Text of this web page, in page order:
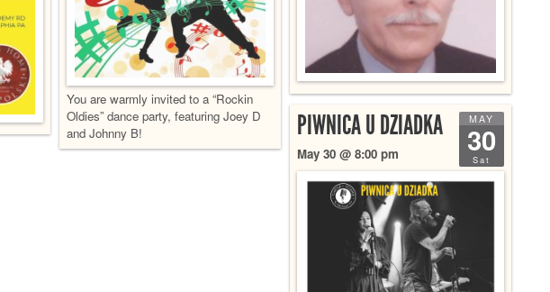
You are warmly invited to a “Rockin
Oldies” dance party, featuring Joey D
and Johnny B!
MAY
30
Sat
PIWNICA U DZIADKA
May 30 @ 8:00 pm